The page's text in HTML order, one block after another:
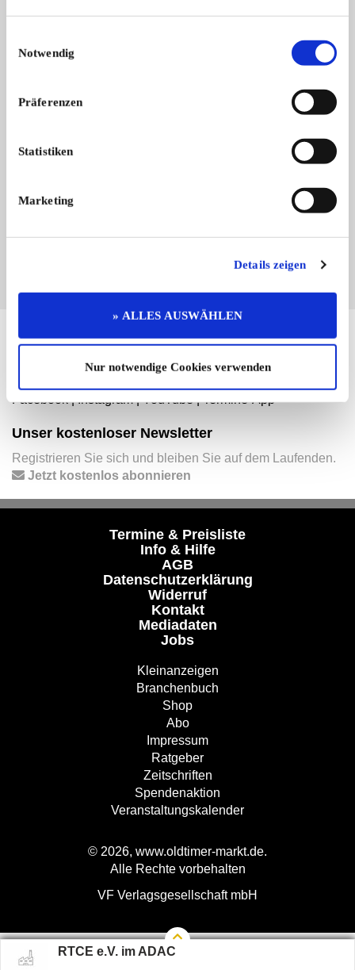
Notwendig
Präferenzen
Statistiken
Marketing
Details zeigen
» ALLES AUSWÄHLEN
Nur notwendige Cookies verwenden
Sie vertreten dieses Unternehmen? Übernehmen Sie
jetzt diesen Branchenbuch-Eintrag um ihn zu
EINTRAG JETZT ÜBERNEHMEN
RTCE e.V. im ADAC
Hier finden Sie mehr von OLDTIMER MARKT
Folgen Sie uns auf unseren Social-Media-Seiten oder
Facebook|Instagram|YouTube|Termine-App
Unser kostenloser Newsletter
Registrieren Sie sich und bleiben Sie auf dem Laufenden.
Jetzt kostenlos abonnieren
Termine & Preisliste
Info & Hilfe
AGB
Datenschutzerklärung
Widerruf
Kontakt
Mediadaten
Jobs
Kleinanzeigen
Branchenbuch
Shop
Abo
Impressum
Ratgeber
Zeitschriften
Spendenaktion
Veranstaltungskalender
© 2026, www.oldtimer-markt.de.
Alle Rechte vorbehalten
VF Verlagsgesellschaft mbH